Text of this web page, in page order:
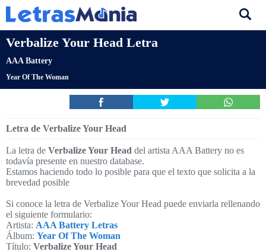
Verbalize Your Head Letra
AAA Battery
Year Of The Woman
Letra de Verbalize Your Head
La letra de Verbalize Your Head del artista AAA Battery no es
todavía presente en nuestro database.
Estamos haciendo todo lo posible para que el texto que solicita a la
brevedad posible
Si conoce la letra de Verbalize Your Head puede enviarla rellenando
el siguiente formulario:
Artista: AAA Battery Letras
Álbum: Year Of The Woman
Título: Verbalize Your Head